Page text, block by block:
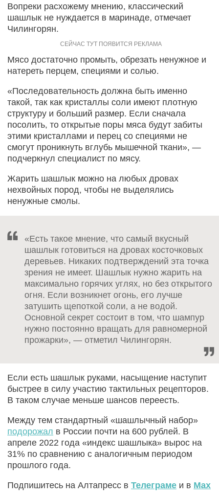
Вопреки расхожему мнению, классический
шашлык не нуждается в маринаде, отмечает
Чилингорян.
Мясо достаточно промыть, обрезать ненужное и
натереть перцем, специями и солью.
«Последовательность должна быть именно
такой, так как кристаллы соли имеют плотную
структуру и больший размер. Если сначала
посолить, то открытые поры мяса будут забиты
этими кристаллами и перец со специями не
смогут проникнуть вглубь мышечной ткани», —
подчеркнул специалист по мясу.
Жарить шашлык можно на любых дровах
нехвойных пород, чтобы не выделялись
ненужные смолы.
«Есть такое мнение, что самый вкусный
шашлык готовиться на дровах косточковых
деревьев. Никаких подтверждений эта точка
зрения не имеет. Шашлык нужно жарить на
максимально горячих углях, но без открытого
огня. Если возникнет огонь, его лучше
затушить щепоткой соли, а не водой.
Основной секрет состоит в том, что шампур
нужно постоянно вращать для равномерной
прожарки», — отметил Чилингорян.
Если есть шашлык руками, насыщение наступит
быстрее в силу участию тактильных рецепторов.
В таком случае меньше шансов переесть.
Между тем стандартный «шашлычный набор»
подорожал в России почти на 600 рублей. В
апреле 2022 года «индекс шашлыка» вырос на
31% по сравнению с аналогичным периодом
прошлого года.
Подпишитесь на Алтапресс в Телеграме и в Max